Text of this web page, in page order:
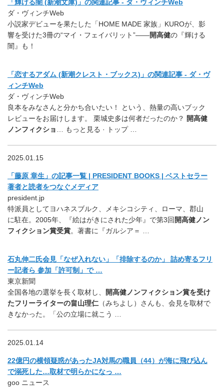
「輝ける闇 (新潮文庫)」の関連記事 - ダ・ヴィンチWeb
ダ・ヴィンチWeb
小説家デビューを果たした「HOME MADE 家族」KUROが、影
響を受けた3冊の“マイ・フェイバリット”――開高健の『輝ける
闇』も！
「恋するアダム (新潮クレスト・ブックス)」の関連記事 - ダ・ヴ
ィンチWeb
ダ・ヴィンチWeb
良本をみなさんと分かち合いたい！ という、熱量の高いブック
レビューをお届けします。 栗城史多は何者だったのか？ 開高健
ノンフィクショ
… もっと見る · トップ …
2025.01.15
「藤原 章生」の記事一覧 | PRESIDENT BOOKS | ベストセラー
著者と読者をつなぐメディア
president.jp
特派員としてヨハネスブルク、メキシコシティ、ローマ、郡山
に駐在。2005年、『絵はがきにされた少年』で第3回 開高健ノン
フィクション賞受賞。著書に『ガルシア＝ …
石丸伸二氏会見「なぜ入れない」「排除するのか」 詰め寄るフリ
ー記者ら 参加「許可制」で …
東京新聞
全国各地の選挙を長く取材し、
開高健ノンフィクション賞を受け
たフリーライターの畠山理仁 （みちよし）さんも、会見を取材で
きなかった。「公の立場に就こう …
2025.01.14
22億円の横領疑惑があったJA対馬の職員（44）が海に飛び込ん
で溺死した…取材で明らかになっ …
goo ニュース